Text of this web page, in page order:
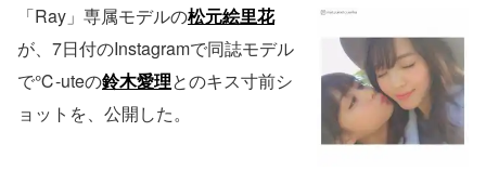
「Ray」専属モデルの松元絵里花
が、7日付のInstagramで同誌モデル
で℃-uteの鈴木愛理とのキス寸前シ
ョットを、公開した。